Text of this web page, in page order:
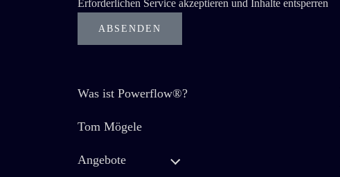
Erforderlichen Service akzeptieren und Inhalte entsperren
ABSENDEN
Was ist Powerflow®?
Tom Mögele
Angebote